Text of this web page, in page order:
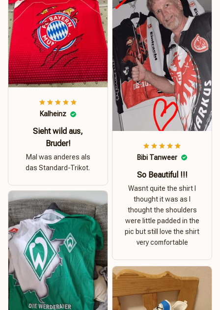
Kalheinz
Sieht wild aus,
Bruder!
Mal was anderes als
das Standard-Trikot.
Bibi Tanweer
So Beautiful !!!
Wasnt quite the shirt I
thought it was as I
thought the shoulders
were little padded in the
pic but still love the shirt
very comfortable